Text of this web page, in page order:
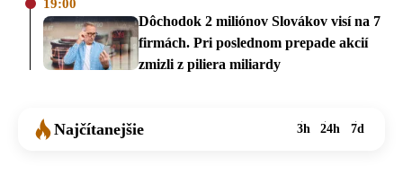
19:00
Dôchodok 2 miliónov Slovákov visí na 7
firmách. Pri poslednom prepade akcií
zmizli z piliera miliardy
Najčítanejšie 3h 24h 7d